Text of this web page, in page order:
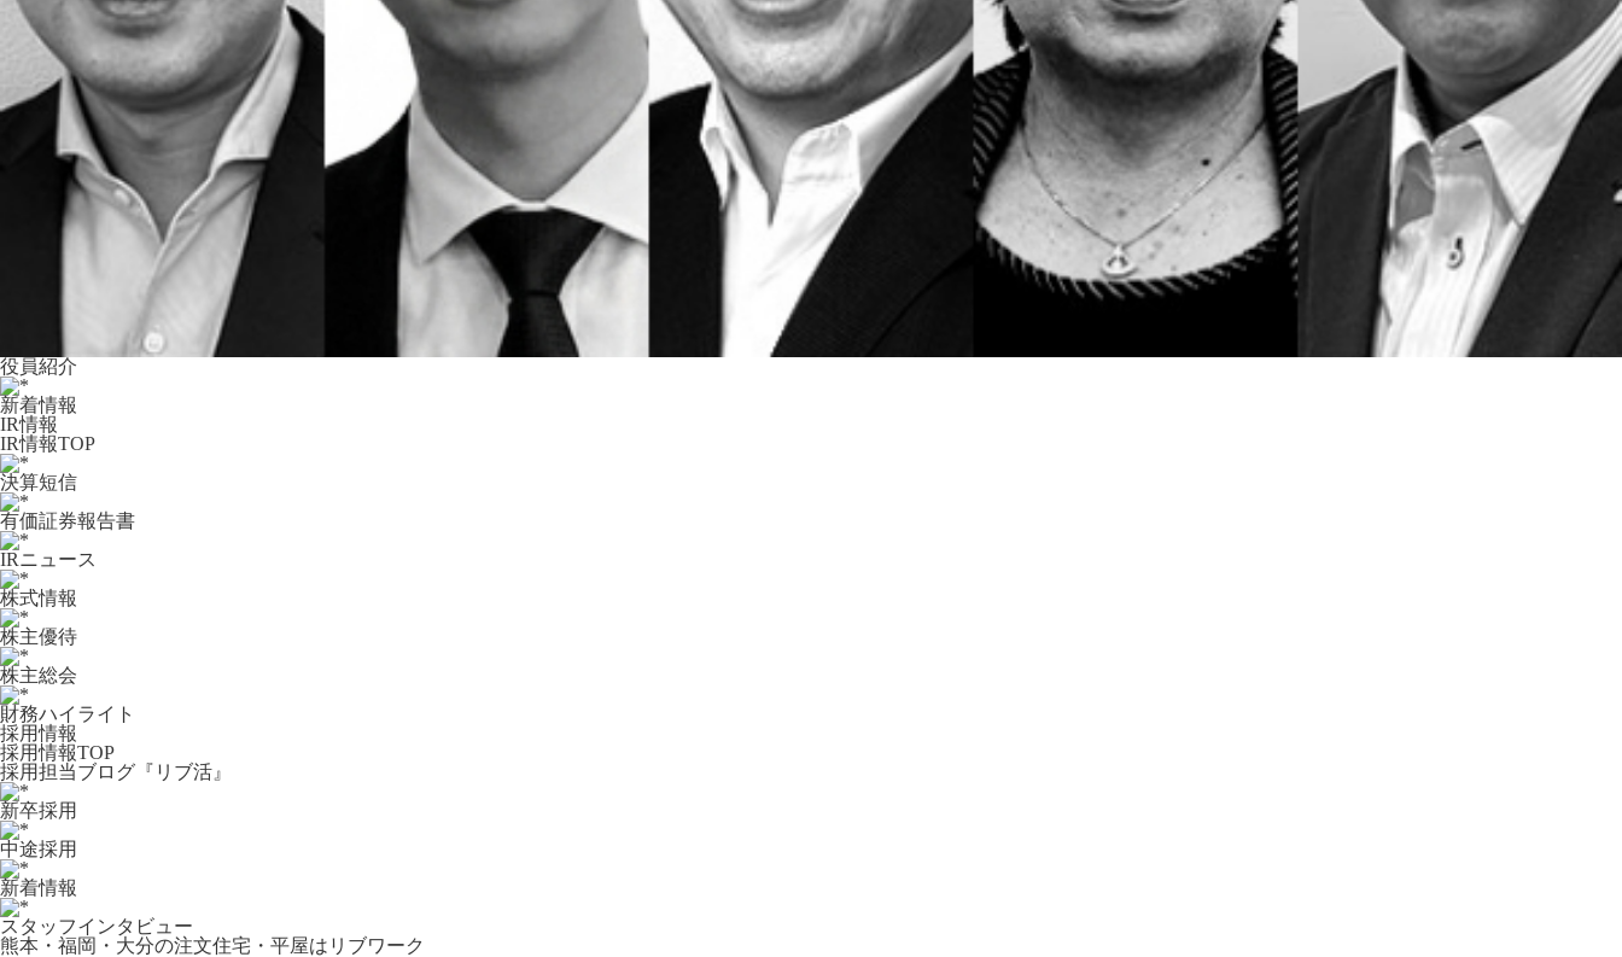
役員紹介
新着情報
IR情報
IR情報TOP
決算短信
有価証券報告書
IRニュース
株式情報
株主優待
株主総会
財務ハイライト
採用情報
採用情報TOP
採用担当ブログ『リブ活』
新卒採用
中途採用
新着情報
スタッフインタビュー
熊本・福岡・大分の注文住宅・平屋はリブワーク